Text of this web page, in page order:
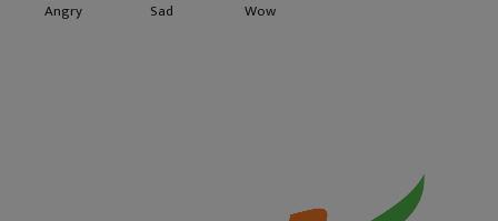
Angry Sad Wow